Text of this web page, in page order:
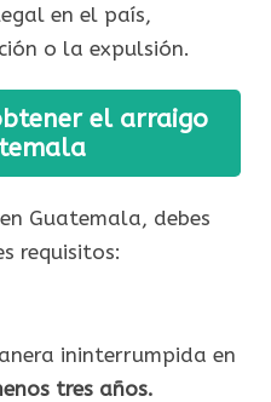
en el país,
o la expulsión.
el arraigo
Guatemala, debes
requisitos:
ininterrumpida en
tres años.